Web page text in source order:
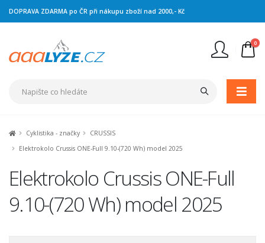
DOPRAVA ZDARMA po ČR při nákupu zboží nad 2000,- Kč
0
Cyklistika - značky
CRUSSIS
Elektrokolo Crussis ONE-Full 9.10-(720 Wh) model 2025
Elektrokolo Crussis ONE-Full
9.10-(720 Wh) model 2025